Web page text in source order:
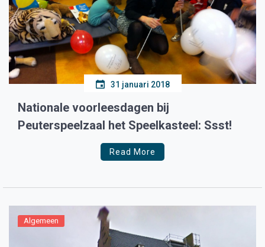
31 januari 2018
Nationale voorleesdagen bij
Peuterspeelzaal het Speelkasteel: Ssst!
Read More
Algemeen